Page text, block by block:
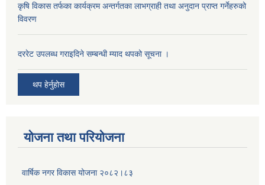
कृषि विकास तर्फका कार्यक्रम अन्तर्गतका लाभग्राही तथा अनुदान प्राप्त गर्नेहरुको
विवरण
दररेट उपलब्ध गराइदिने सम्बन्धी म्याद थपको सूचना ।
थप हेर्नुहोस
योजना तथा परियोजना
वार्षिक नगर विकास योजना २०८२।८३